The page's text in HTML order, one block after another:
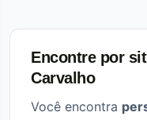
Encontre por
Carvalho
Você encontra